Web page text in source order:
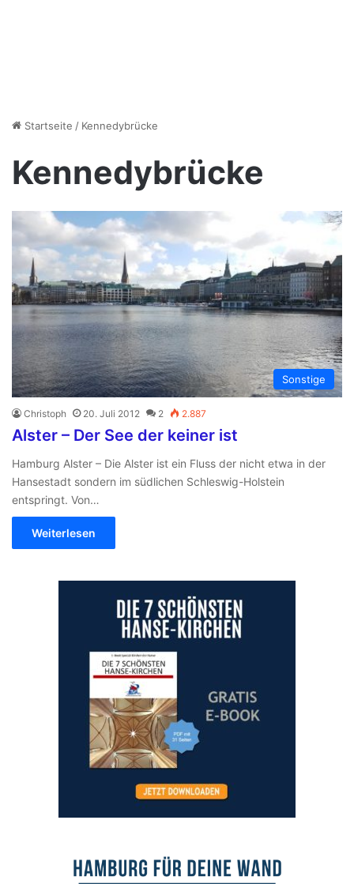
Startseite / Kennedybrücke
Kennedybrücke
Sonstige
Christoph 20. Juli 2012 2 2.887
Alster – Der See der keiner ist
Hamburg Alster – Die Alster ist ein Fluss der nicht etwa in der
Hansestadt sondern im südlichen Schleswig-Holstein
entspringt. Von…
Weiterlesen